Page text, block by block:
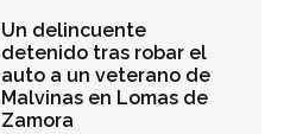
Un delincuente
detenido tras robar el
auto a un veterano de
Malvinas en Lomas de
Zamora